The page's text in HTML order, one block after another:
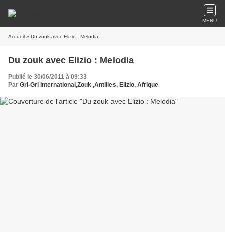
MENU
Accueil » Du zouk avec Elizio : Melodia
Du zouk avec Elizio : Melodia
Publié le 30/06/2011 à 09:33
Par Gri-Gri International,Zouk ,Antilles, Elizio, Afrique